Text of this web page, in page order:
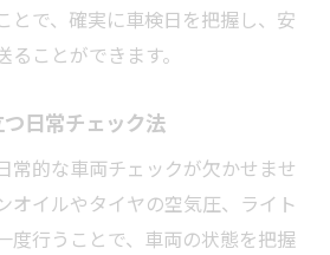
とで、確実に車検日を把握し、安
ことができます。
日常チェック法
常的な車両チェックが欠かせませ
オイルやタイヤの空気圧、ライト
度行うことで、車両の状態を把握